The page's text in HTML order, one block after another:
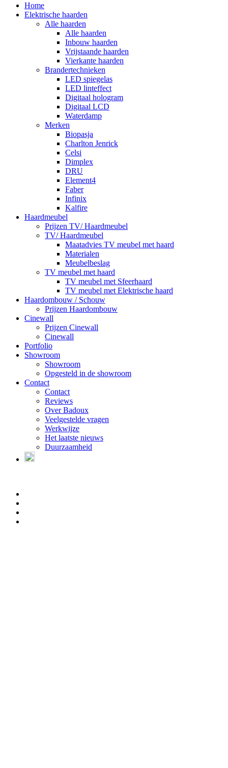
Home
Elektrische haarden
Alle haarden
Alle haarden
Inbouw haarden
Vrijstaande haarden
Vierkante haarden
Brandertechnieken
LED spiegelas
LED linteffect
Digitaal hologram
Digitaal LCD
Waterdamp
Merken
Biopasja
Charlton Jenrick
Celsi
Dimplex
DRU
Element4
Faber
Infinix
Kalfire
Haardmeubel
Prijzen TV/ Haardmeubel
TV/ Haardmeubel
Maatadvies TV meubel met haard
Materialen
Meubelbeslag
TV meubel met haard
TV meubel met Sfeerhaard
TV meubel met Elektrische haard
Haardombouw / Schouw
Prijzen Haardombouw
Cinewall
Prijzen Cinewall
Cinewall
Portfolio
Showroom
Showroom
Opgesteld in de showroom
Contact
Contact
Reviews
Over Badoux
Veelgestelde vragen
Werkwijze
Het laatste nieuws
Duurzaamheid